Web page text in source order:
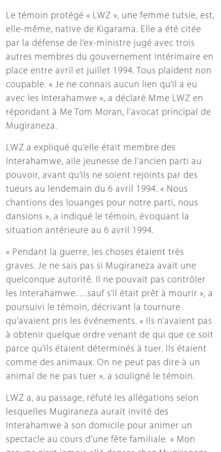
Le témoin protégé « LWZ », une femme tutsie, est,
elle-même, native de Kigarama. Elle a été citée
par la défense de l’ex-ministre jugé avec trois
autres membres du gouvernement intérimaire en
place entre avril et juillet 1994. Tous plaident non
coupable. « Je ne connais aucun lien qu’il a eu
avec les Interahamwe », a déclaré Mme LWZ en
répondant à Me Tom Moran, l’avocat principal de
Mugiraneza.
LWZ a expliqué qu’elle était membre des
Interahamwe, aile jeunesse de l’ancien parti au
pouvoir, avant qu’ils ne soient rejoints par des
tueurs au lendemain du 6 avril 1994. « Nous
chantions des louanges pour notre parti, nous
dansions », a indiqué le témoin, évoquant la
situation antérieure au 6 avril 1994.
« Pendant la guerre, les choses étaient très
graves. Je ne sais pas si Mugiraneza avait une
quelconque autorité. Il ne pouvait pas contrôler
les Interahamwe….sauf s’il était prêt à mourir », a
poursuivi le témoin, décrivant la tournure
qu’avaient pris les événements. « Ils n’avaient pas
à obtenir quelque ordre venant de qui que ce soit
parce qu’ils étaient déterminés à tuer. Ils étaient
comme des animaux. On ne peut pas dire à un
animal de ne pas tuer », a souligné le témoin.
LWZ a, au passage, réfuté les allégations selon
lesquelles Mugiraneza aurait invité des
Interahamwe à son domicile pour animer un
spectacle au cours d’une fête familiale. « Mon